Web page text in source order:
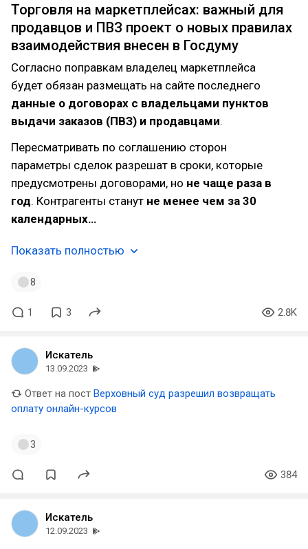
Торговля на маркетплейсах: важный для
продавцов и ПВЗ проект о новых правилах
взаимодействия внесен в Госдуму
Согласно поправкам владелец маркетплейса
будет обязан размещать на сайте последнего
данные о договорах с владельцами пунктов
выдачи заказов (ПВЗ) и продавцами.
Пересматривать по соглашению сторон
параметры сделок разрешат в сроки, которые
предусмотрены договорами, но не чаще раза в
год. Контрагенты станут не менее чем за 30
календарных…
Показать полностью
8
1 3 2.8K
Искатель
13.09.2023
Ответ на пост Верховный суд разрешил возвращать
оплату онлайн-курсов
3
384
Искатель
12.09.2023